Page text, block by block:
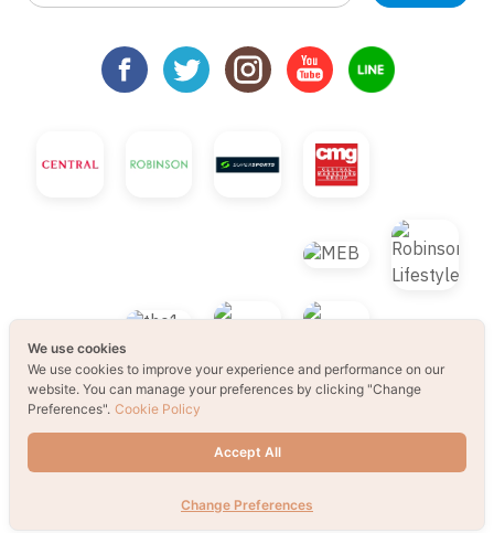
© 2021 B2S CLUB, All rights reserved. Web
Design by1001click.
We use cookies
We use cookies to improve your experience and performance on our
website. You can manage your preferences by clicking "Change
Preferences". Cookie Policy
Accept All
Change Preferences